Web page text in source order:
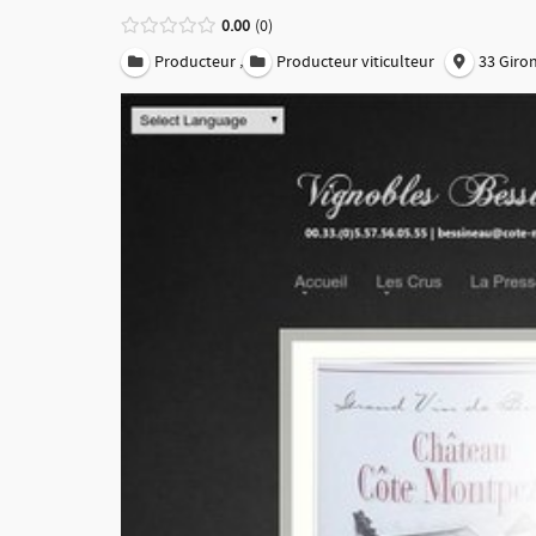
0.00 0
Producteur , Producteur viticulteur 33